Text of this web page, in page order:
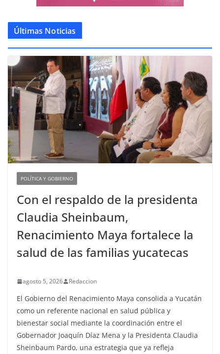
Últimas Noticias
POLÍTICA Y GOBIERNO
Con el respaldo de la presidenta
Claudia Sheinbaum,
Renacimiento Maya fortalece la
salud de las familias yucatecas
agosto 5, 2026 Redaccion
El Gobierno del Renacimiento Maya consolida a Yucatán
como un referente nacional en salud pública y
bienestar social mediante la coordinación entre el
Gobernador Joaquín Díaz Mena y la Presidenta Claudia
Sheinbaum Pardo, una estrategia que ya refleja